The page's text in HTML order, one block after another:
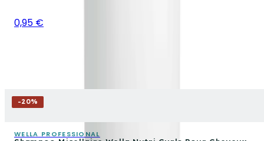
0,95 €
-20%
WELLA PROFESSIONAL